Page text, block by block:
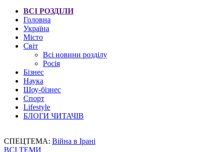
ВСІ РОЗДІЛИ
Головна
Україна
Місто
Світ
Всі новини розділу
Росія
Бізнес
Наука
Шоу-бізнес
Спорт
Lifestyle
БЛОГИ ЧИТАЧІВ
СПЕЦТЕМА: Війна в Ірані
ВСІ ТЕМИ